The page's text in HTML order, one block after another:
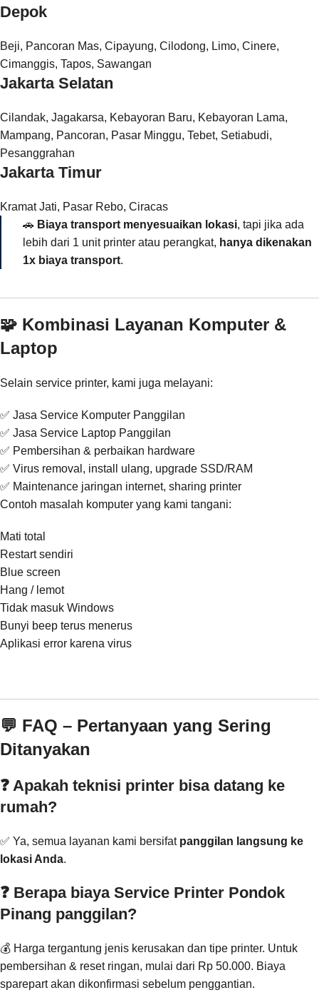
Depok
Beji, Pancoran Mas, Cipayung, Cilodong, Limo, Cinere,
Cimanggis, Tapos, Sawangan
Jakarta Selatan
Cilandak, Jagakarsa, Kebayoran Baru, Kebayoran Lama,
Mampang, Pancoran, Pasar Minggu, Tebet, Setiabudi,
Pesanggrahan
Jakarta Timur
Kramat Jati, Pasar Rebo, Ciracas
🚗 Biaya transport menyesuaikan lokasi, tapi jika ada
lebih dari 1 unit printer atau perangkat, hanya dikenakan
1x biaya transport.
🧩 Kombinasi Layanan Komputer &
Laptop
Selain service printer, kami juga melayani:
✅ Jasa Service Komputer Panggilan
✅ Jasa Service Laptop Panggilan
✅ Pembersihan & perbaikan hardware
✅ Virus removal, install ulang, upgrade SSD/RAM
✅ Maintenance jaringan internet, sharing printer
Contoh masalah komputer yang kami tangani:
Mati total
Restart sendiri
Blue screen
Hang / lemot
Tidak masuk Windows
Bunyi beep terus menerus
Aplikasi error karena virus
💬 FAQ – Pertanyaan yang Sering
Ditanyakan
❓ Apakah teknisi printer bisa datang ke
rumah?
✅ Ya, semua layanan kami bersifat panggilan langsung ke
lokasi Anda.
❓ Berapa biaya Service Printer Pondok
Pinang panggilan?
💰 Harga tergantung jenis kerusakan dan tipe printer. Untuk
pembersihan & reset ringan, mulai dari Rp 50.000. Biaya
sparepart akan dikonfirmasi sebelum penggantian.